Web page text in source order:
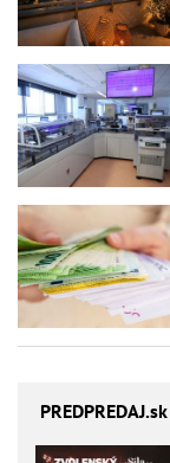
PREDPREDAJ